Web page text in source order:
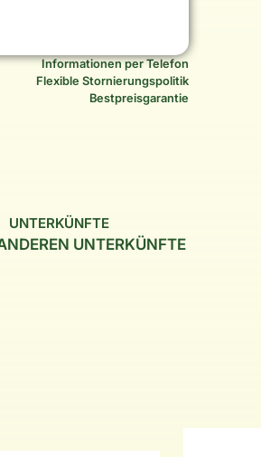
Informationen per Telefon
Flexible Stornierungspolitik
Bestpreisgarantie
UNTERKÜNFTE
UNTERKÜNFTE